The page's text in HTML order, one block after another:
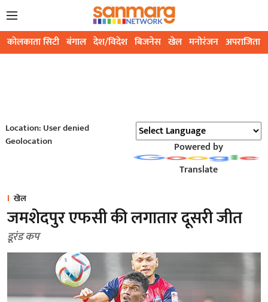
कोलकाता सिटी बंगाल देश/विदेश बिजनेस खेल मनोरंजन अपराजिता
Location: User denied
Geolocation
Powered by
Translate
खेल
जमशेदपुर एफसी की लगातार दूसरी जीत
डूरंड कप